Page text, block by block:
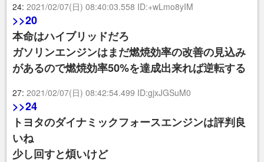
24: 2021/02/07(日) 08:40:03.558 ID:+wLmo8yIM
>>20
本命はハイブリッドだろ
ガソリンエンジンはまだ燃焼効率の改善の見込み
があるので燃焼効率50%を達成出来れば逆転する
27: 2021/02/07(日) 08:42:54.499 ID:gjxJGSuM0
>>24
トヨタのダイナミックフォースエンジンは評判良
いね
少し回すと煩いけど